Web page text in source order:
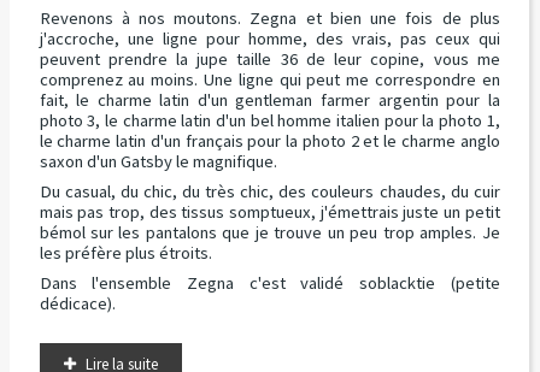
Revenons à nos moutons. Zegna et bien une fois de plus
j'accroche, une ligne pour homme, des vrais, pas ceux qui
peuvent prendre la jupe taille 36 de leur copine, vous me
comprenez au moins. Une ligne qui peut me correspondre en
fait, le charme latin d'un gentleman farmer argentin pour la
photo 3, le charme latin d'un bel homme italien pour la photo 1,
le charme latin d'un français pour la photo 2 et le charme anglo
saxon d'un Gatsby le magnifique.
Du casual, du chic, du très chic, des couleurs chaudes, du cuir
mais pas trop, des tissus somptueux, j'émettrais juste un petit
bémol sur les pantalons que je trouve un peu trop amples. Je
les préfère plus étroits.
Dans l'ensemble Zegna c'est validé soblacktie (petite
dédicace).
Lire la suite